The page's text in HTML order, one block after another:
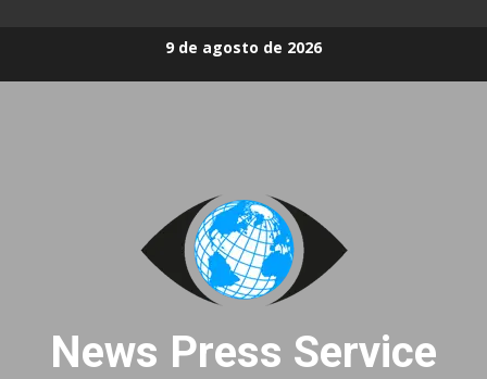
9 de agosto de 2026
News Press Service